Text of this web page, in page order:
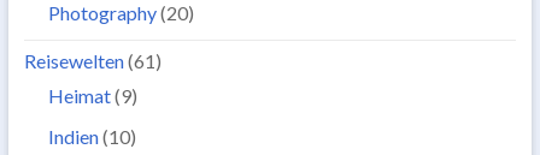
Photography(20)
Reisewelten(61)
Heimat(9)
Indien(10)